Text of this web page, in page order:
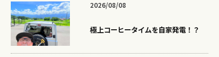
2026/08/08
極上コーヒータイムを自家発電！？